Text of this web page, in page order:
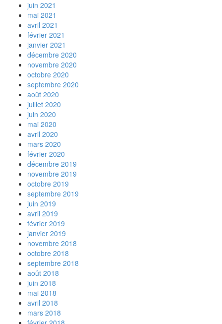
juin 2021
mai 2021
avril 2021
février 2021
janvier 2021
décembre 2020
novembre 2020
octobre 2020
septembre 2020
août 2020
juillet 2020
juin 2020
mai 2020
avril 2020
mars 2020
février 2020
décembre 2019
novembre 2019
octobre 2019
septembre 2019
juin 2019
avril 2019
février 2019
janvier 2019
novembre 2018
octobre 2018
septembre 2018
août 2018
juin 2018
mai 2018
avril 2018
mars 2018